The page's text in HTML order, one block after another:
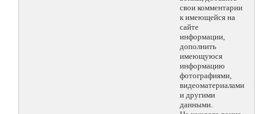
свои комментарии
к имеющейся на
сайте
информации,
дополнить
имеющуюся
информацию
фотографиями,
видеоматериалами
и другими
данными.